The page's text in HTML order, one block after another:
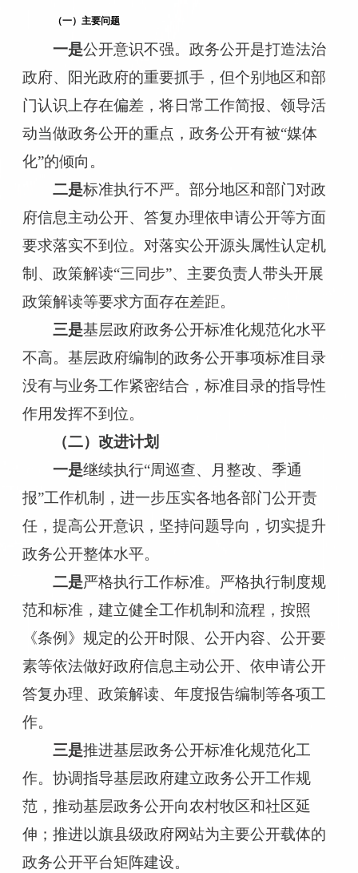
（一）主要问题
一是公开意识不强。政务公开是打造法治
政府、阳光政府的重要抓手，但个别 地区和部
门认识上存在偏差 ，将日常工作简报、领导活
动当做政务公开的重点，政务公开有被“媒体
化”的倾向。
二是标准执行不严。部分地区和部门对政
府信息主动公开、 答复办理依申请公开等方面
要求落实不到位。 对落实公开源头属性认定机
制、 政策解读“三同步”、主要负责人带头开展
政策解读等要求方面存在差距。
三是基层政府政务公开标准化规范化水平
不高。基层政府编制的政务公开事项标准目录
没有与业务工作紧密结合，标准目录的指导性
作用发挥不到位。
（二）改进计划
一是继续执行“周巡查、月整改、季通
报”工作机制
，进一步压实各地各部门公开责
任，提高公开意识 ，坚持问题导向，切实提升
政务公开整体水平。
二是严格执行工作标准。 严格执行制度规
范和标准，建立健全工作机制和流程，按照
《条例》规定的公开时限、公开内容、公开要
素等依法做好政府信息主动公开、依申请公开
答复办理、政策解读、年度报告编制等各项工
作。
三是推进基层政务公开标准化规范化工
作。 协调指导基层政府建立政务公开工作规
范，推动基层政务公开向农村牧区和社区延
伸；推进以旗县级政府网站为主要公开载体的
政务公开平台矩阵建设。